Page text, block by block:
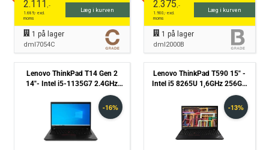
2.111 ,-
1.689,- excl.
moms
Læg i kurven
1 på lager
dml7054C
2.375,-
1.900,- excl.
moms
Læg i kurven
1 på lager
dml2000B
Lenovo ThinkPad T14 Gen 2
14"- Intel i5-1135G7 2.4GHz
256GB NVMe 8GB Win11 Pro -
Grade B
Lenovo ThinkPad T590 15" -
Intel i5 8265U 1,6GHz 256GB
SSD 8GB Win11 Pro - Grade C